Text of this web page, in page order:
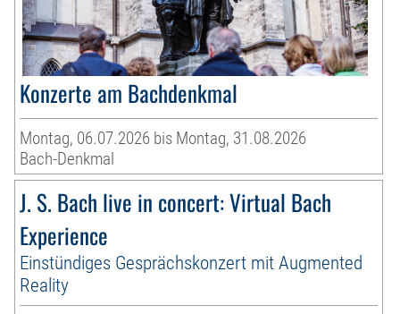
Konzerte am Bachdenkmal
Montag, 06.07.2026 bis Montag, 31.08.2026
Bach-Denkmal
J. S. Bach live in concert: Virtual Bach
Experience
Einstündiges Gesprächskonzert mit Augmented
Reality